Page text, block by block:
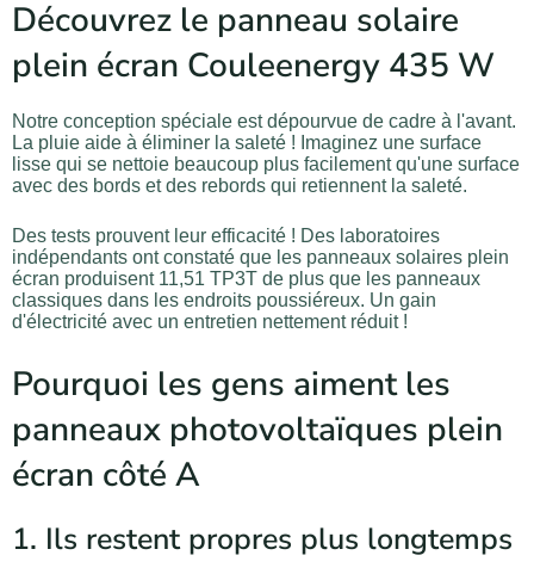
Découvrez le panneau solaire
plein écran Couleenergy 435 W
Notre conception spéciale est dépourvue de cadre à l'avant.
La pluie aide à éliminer la saleté ! Imaginez une surface
lisse qui se nettoie beaucoup plus facilement qu'une surface
avec des bords et des rebords qui retiennent la saleté.
Des tests prouvent leur efficacité ! Des laboratoires
indépendants ont constaté que les panneaux solaires plein
écran produisent 11,51 TP3T de plus que les panneaux
classiques dans les endroits poussiéreux. Un gain
d'électricité avec un entretien nettement réduit !
Pourquoi les gens aiment les
panneaux photovoltaïques plein
écran côté A
1. Ils restent propres plus longtemps